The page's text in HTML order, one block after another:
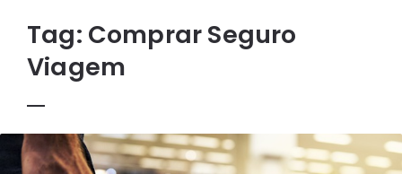
Tag: Comprar Seguro
Viagem